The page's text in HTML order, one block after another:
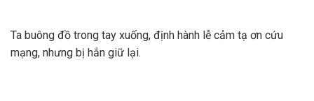
Ta buông đồ trong tay xuống, định hành lễ cảm tạ ơn cứu
mạng, nhưng bị hắn giữ lại.